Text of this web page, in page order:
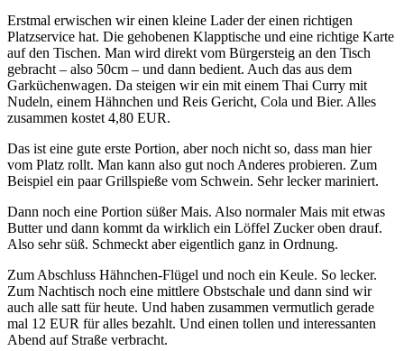
Erstmal erwischen wir einen kleine Lader der einen richtigen
Platzservice hat. Die gehobenen Klapptische und eine richtige Karte
auf den Tischen. Man wird direkt vom Bürgersteig an den Tisch
gebracht – also 50cm – und dann bedient. Auch das aus dem
Garküchenwagen. Da steigen wir ein mit einem Thai Curry mit
Nudeln, einem Hähnchen und Reis Gericht, Cola und Bier. Alles
zusammen kostet 4,80 EUR.
Das ist eine gute erste Portion, aber noch nicht so, dass man hier
vom Platz rollt. Man kann also gut noch Anderes probieren. Zum
Beispiel ein paar Grillspieße vom Schwein. Sehr lecker mariniert.
Dann noch eine Portion süßer Mais. Also normaler Mais mit etwas
Butter und dann kommt da wirklich ein Löffel Zucker oben drauf.
Also sehr süß. Schmeckt aber eigentlich ganz in Ordnung.
Zum Abschluss Hähnchen-Flügel und noch ein Keule. So lecker.
Zum Nachtisch noch eine mittlere Obstschale und dann sind wir
auch alle satt für heute. Und haben zusammen vermutlich gerade
mal 12 EUR für alles bezahlt. Und einen tollen und interessanten
Abend auf Straße verbracht.